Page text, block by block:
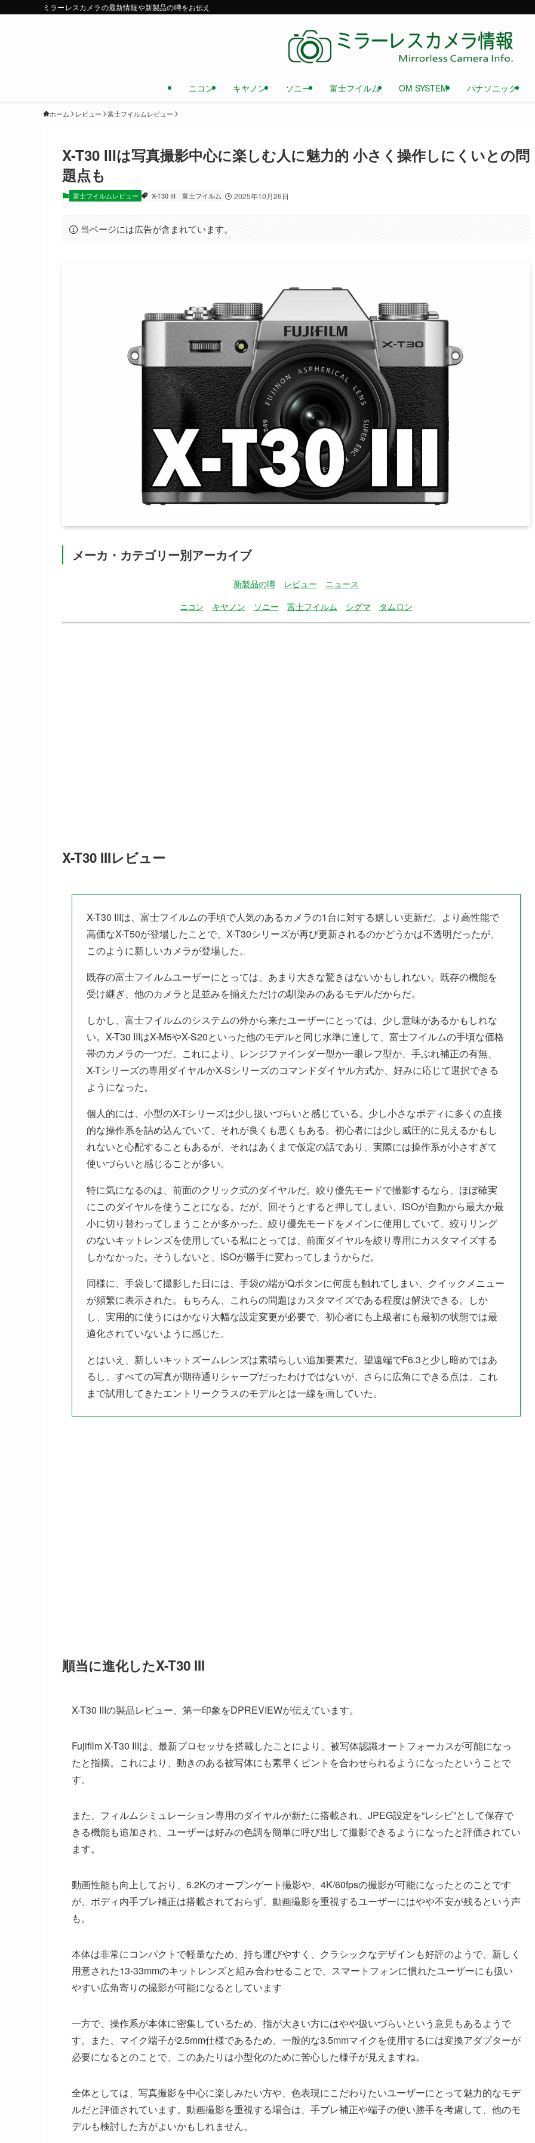
ミラーレスカメラの最新情報や新製品の噂をお伝え
ニコン キヤノン ソニー 富士フイルム OM SYSTEM パナソニック
ホーム レビュー 富士フイルムレビュー
X-T30 IIIは写真撮影中心に楽しむ人に魅力的 小さく操作しにくいとの問
題点も
富士フイルムレビュー X-T30 III 富士フイルム 2025年10月26日
当ページには広告が含まれています。
メーカ・カテゴリー別アーカイブ
新製品の噂 レビュー ニュース
ニコン キヤノン ソニー 富士フイルム シグマ タムロン
X-T30 IIIレビュー
X-T30 IIIは、富士フイルムの手頃で人気のあるカメラの1台に対する嬉しい更新だ。より高性能で
高価なX-T50が登場したことで、X-T30シリーズが再び更新されるのかどうかは不透明だったが、
このように新しいカメラが登場した。
既存の富士フイルムユーザーにとっては、あまり大きな驚きはないかもしれない。既存の機能を
受け継ぎ、他のカメラと足並みを揃えただけの馴染みのあるモデルだからだ。
しかし、富士フイルムのシステムの外から来たユーザーにとっては、少し意味があるかもしれな
い。X-T30 IIIはX-M5やX-S20といった他のモデルと同じ水準に達して、富士フイルムの手頃な価格
帯のカメラの一つだ。これにより、レンジファインダー型か一眼レフ型か、手ぶれ補正の有無、
X-Tシリーズの専用ダイヤルかX-Sシリーズのコマンドダイヤル方式か、好みに応じて選択できる
ようになった。
個人的には、小型のX-Tシリーズは少し扱いづらいと感じている。少し小さなボディに多くの直接
的な操作系を詰め込んでいて、それが良くも悪くもある。初心者には少し威圧的に見えるかもし
れないと心配することもあるが、それはあくまで仮定の話であり、実際には操作系が小さすぎて
使いづらいと感じることが多い。
特に気になるのは、前面のクリック式のダイヤルだ。絞り優先モードで撮影するなら、ほぼ確実
にこのダイヤルを使うことになる。だが、回そうとすると押してしまい、ISOが自動から最大か最
小に切り替わってしまうことが多かった。絞り優先モードをメインに使用していて、絞りリング
のないキットレンズを使用している私にとっては、前面ダイヤルを絞り専用にカスタマイズする
しかなかった。そうしないと、ISOが勝手に変わってしまうからだ。
同様に、手袋して撮影した日には、手袋の端がQボタンに何度も触れてしまい、クイックメニュー
が頻繁に表示された。もちろん、これらの問題はカスタマイズである程度は解決できる。しか
し、実用的に使うにはかなり大幅な設定変更が必要で、初心者にも上級者にも最初の状態では最
適化されていないように感じた。
とはいえ、新しいキットズームレンズは素晴らしい追加要素だ。望遠端でF6.3と少し暗めではあ
るし、すべての写真が期待通りシャープだったわけではないが、さらに広角にできる点は、これ
まで試用してきたエントリークラスのモデルとは一線を画していた。
順当に進化したX-T30 III
X-T30 IIIの製品レビュー、第一印象をDPREVIEWが伝えています。
Fujifilm X-T30 IIIは、最新プロセッサを搭載したことにより、被写体認識オートフォーカスが可能になっ
たと指摘。これにより、動きのある被写体にも素早くピントを合わせられるようになったということで
す。
また、フィルムシミュレーション専用のダイヤルが新たに搭載され、JPEG設定を“レシピ”として保存で
きる機能も追加され、ユーザーは好みの色調を簡単に呼び出して撮影できるようになったと評価されてい
ます。
動画性能も向上しており、6.2Kのオープンゲート撮影や、4K/60fpsの撮影が可能になったとのことです
が、ボディ内手ブレ補正は搭載されておらず、動画撮影を重視するユーザーにはやや不安が残るという声
も。
本体は非常にコンパクトで軽量なため、持ち運びやすく、クラシックなデザインも好評のようで、新しく
用意された13-33mmのキットレンズと組み合わせることで、スマートフォンに慣れたユーザーにも扱い
やすい広角寄りの撮影が可能になるとしています
一方で、操作系が本体に密集しているため、指が大きい方にはやや扱いづらいという意見もあるようで
す。また、マイク端子が2.5mm仕様であるため、一般的な3.5mmマイクを使用するには変換アダプターが
必要になるとのことで、このあたりは小型化のために苦心した様子が見えますね。
全体としては、写真撮影を中心に楽しみたい方や、色表現にこだわりたいユーザーにとって魅力的なモデ
ルだと評価されています。動画撮影を重視する場合は、手ブレ補正や端子の使い勝手を考慮して、他のモ
デルも検討した方がよいかもしれません。